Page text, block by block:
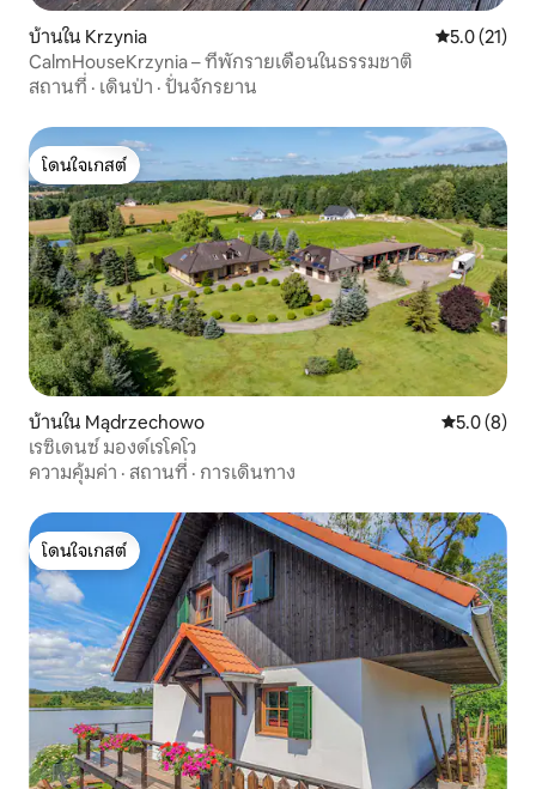
บ้านใน Krzynia คะแนนเฉลี่ย
5.0 (21)
CalmHouseKrzynia – ที่พักรายเดือนในธรรมชาติ
สถานที่ · เดินป่า · ปั่นจักรยาน
โดนใจเกสต์
โดนใจเกสต์
บ้านใน Mądrzechowo คะแนนเฉลี่
5.0 (8)
เรซิเดนซ์ มองด์เรโคโว
ความคุ้มค่า · สถานที่ · การเดินทาง
โดนใจเกสต์
โดนใจเกสต์